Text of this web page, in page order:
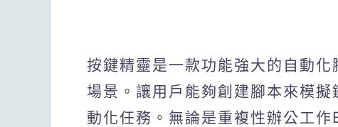
按鍵精靈是一款功能強大的自動
場景。讓用戶能夠創建腳本來模
動化任務。無論是重複性辦公工